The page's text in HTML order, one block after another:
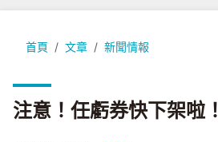
首頁 文章 新聞情報
注意！任虧券快下架啦！
注意！任虧券快下架啦！